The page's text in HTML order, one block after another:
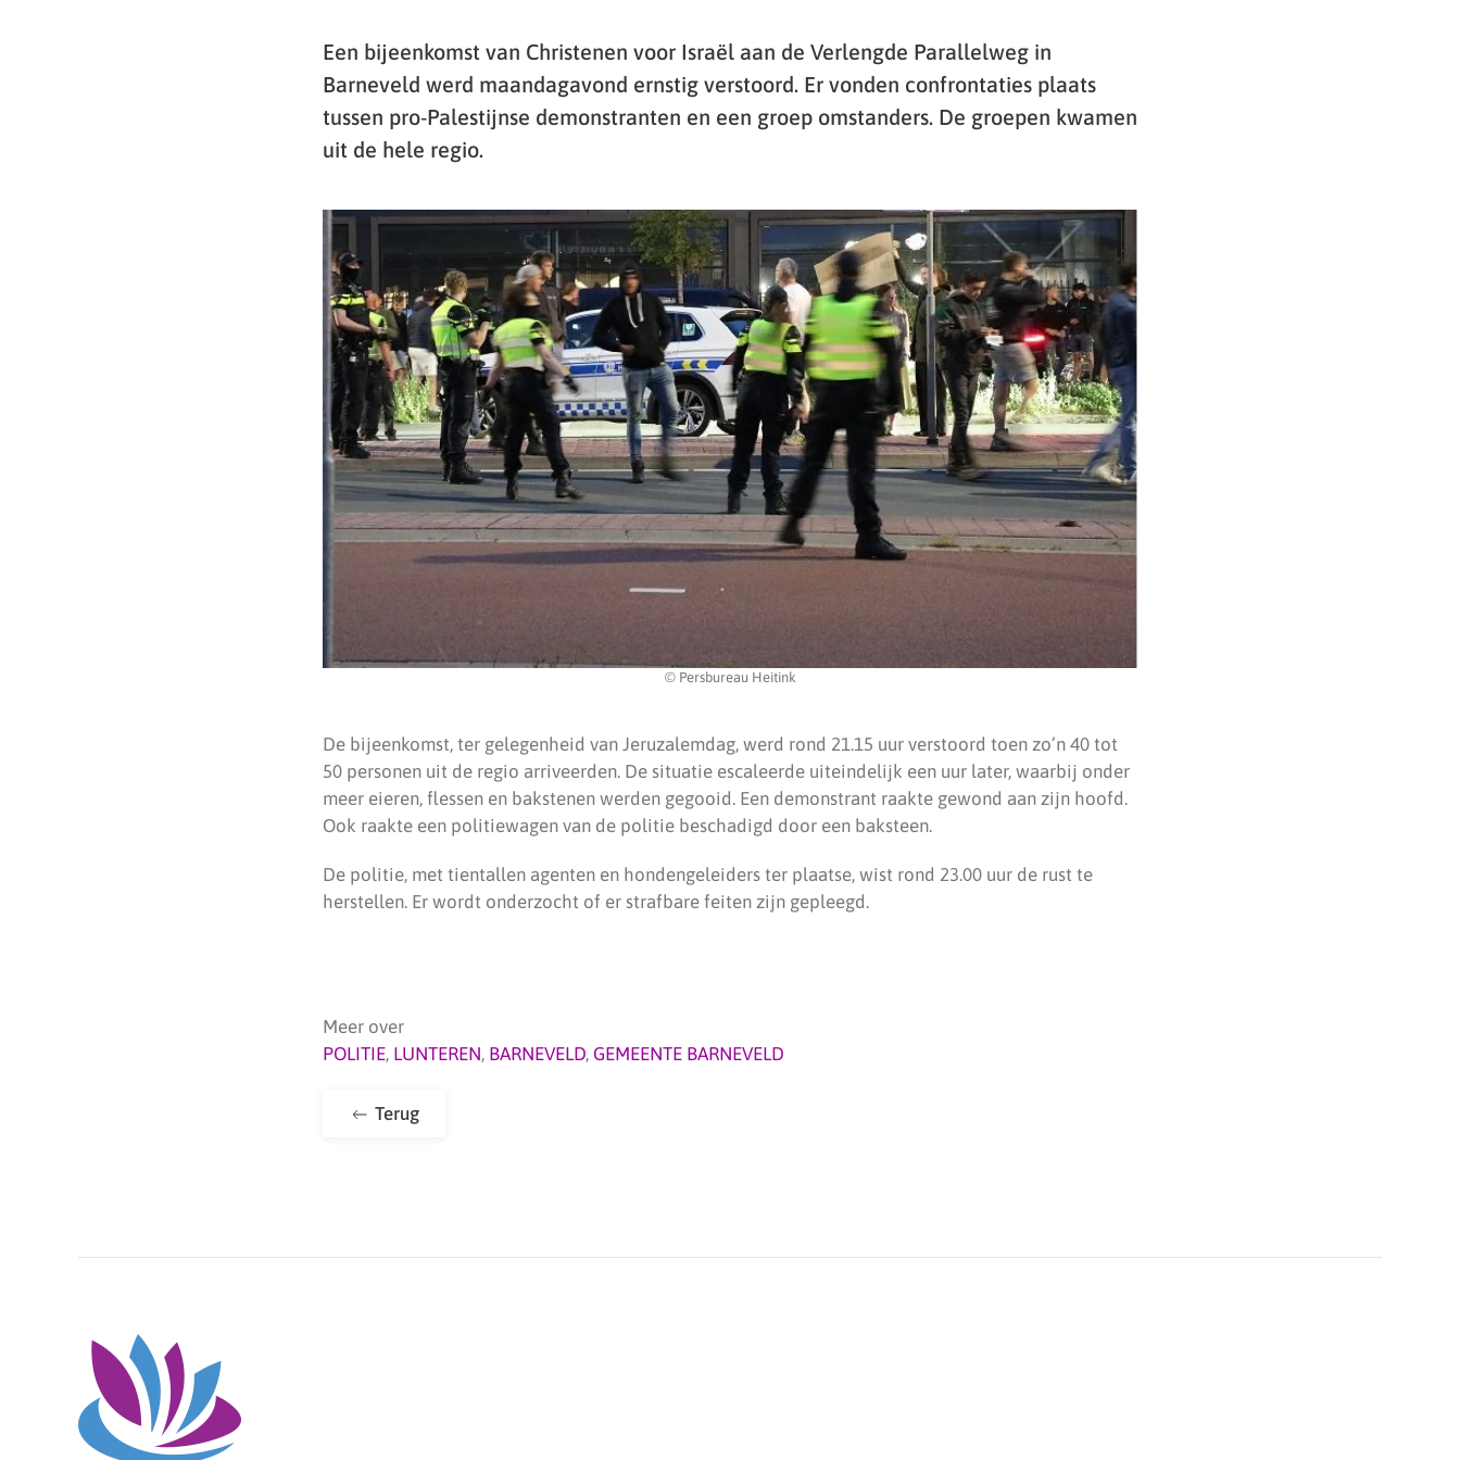
Een bijeenkomst van Christenen voor Israël aan de Verlengde Parallelweg in
Barneveld werd maandagavond ernstig verstoord. Er vonden confrontaties plaats
tussen pro-Palestijnse demonstranten en een groep omstanders. De groepen kwamen
uit de hele regio.
© Persbureau Heitink
De bijeenkomst, ter gelegenheid van Jeruzalemdag, werd rond 21.15 uur verstoord toen zo’n 40 tot
50 personen uit de regio arriveerden. De situatie escaleerde uiteindelijk een uur later, waarbij onder
meer eieren, flessen en bakstenen werden gegooid. Een demonstrant raakte gewond aan zijn hoofd.
Ook raakte een politiewagen van de politie beschadigd door een baksteen.
De politie, met tientallen agenten en hondengeleiders ter plaatse, wist rond 23.00 uur de rust te
herstellen. Er wordt onderzocht of er strafbare feiten zijn gepleegd.
Meer over
POLITIE, LUNTEREN, BARNEVELD, GEMEENTE BARNEVELD
Terug